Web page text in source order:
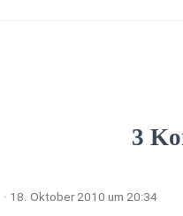
3
· 18. Oktober 2010 um 20:34